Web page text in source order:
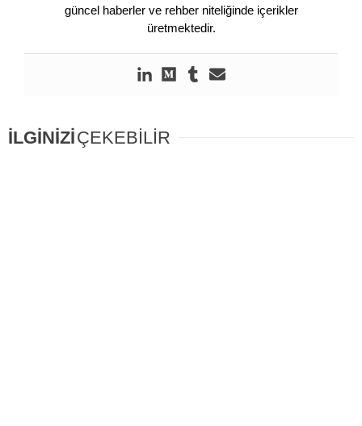
güncel haberler ve rehber niteliğinde içerikler
üretmektedir.
İLGİNİZİÇEKEBİLİR